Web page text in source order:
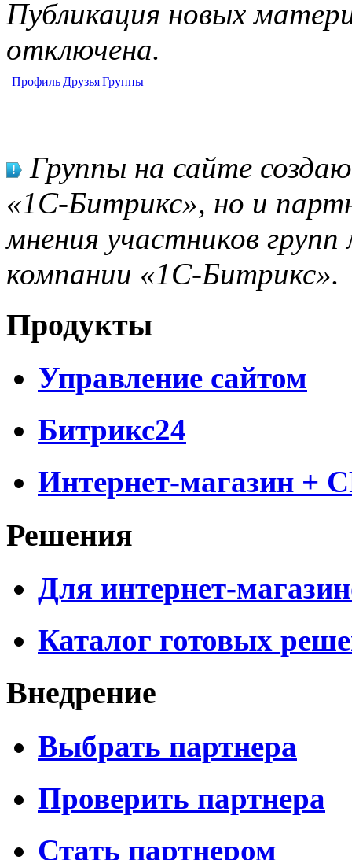
Публикация новых
отключена.
Профиль ДрузьяГруппы
Группы на сайте
«1С-Битрикс», но и
мнения участников
компании «1С-Битрикс».
Продукты
Управление сайтом
Битрикс24
Интернет-магазин +
Решения
Для интернет-
Каталог готовых
Внедрение
Выбрать партнера
Проверить партнера
Стать партнером